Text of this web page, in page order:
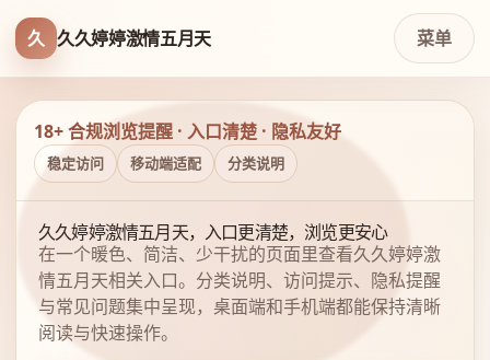
久 久久婷婷激情五月天 菜单
18+ 合规浏览提醒 · 入口清楚 · 隐私友好
稳定访问 移动端适配 分类说明
久久婷婷激情五月天，入口更清楚，浏览更安心
在一个暖色、简洁、少干扰的页面里查看久久婷婷激
情五月天相关入口。分类说明、访问提示、隐私提醒
与常见问题集中呈现，桌面端和手机端都能保持清晰
阅读与快速操作。